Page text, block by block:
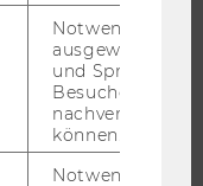
Notwendig um
ausgewählte
und
Besuchers
nachverfolgen
können.
Notwendig zur